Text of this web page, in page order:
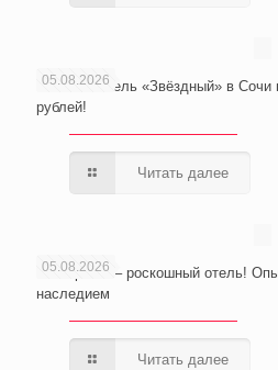
05.08.2026
Wellness-отель «Звёздный» в
рублей!
Читать далее
05.08.2026
Из тюрьмы – роскошный отель!
наследием
Читать далее